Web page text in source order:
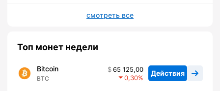
смотреть все
Топ монет недели
Bitcoin
BTC
65 125,00
0,30
Действия